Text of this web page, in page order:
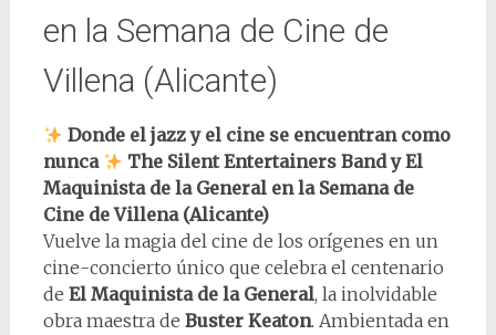
en la Semana de Cine de
Villena (Alicante)
Donde el jazz y el cine se encuentran como
nunca
The Silent Entertainers Band y El
Maquinista de la General en la Semana de
Cine de Villena (Alicante)
Vuelve la magia del cine de los orígenes en un
cine-concierto único que celebra el centenario
de El Maquinista de la General, la inolvidable
obra maestra de Buster Keaton. Ambientada en